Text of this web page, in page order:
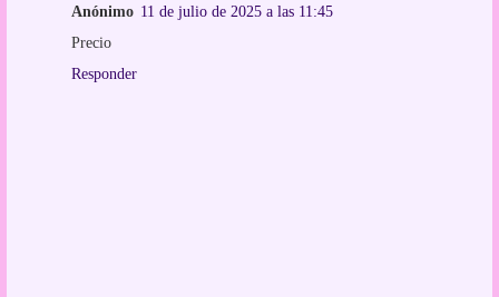
Anónimo 11 de julio de 2025 a las 11:45
Precio
Responder